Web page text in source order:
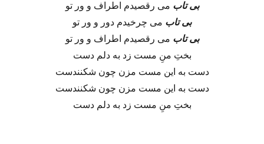
بی تاب می رقصیدم اطراف و ور تو
بی تاب می چرخیدم دور و ور تو
بی تاب می رقصیدم اطراف و ور تو
بختِ منِ مست زد به دلم دست
دست به این مست مزن چون شکنندست
دست به این مست مزن چون شکنندست
بختِ منِ مست زد به دلم دست